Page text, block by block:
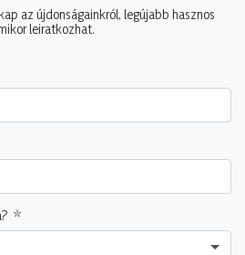
az újdonságainkról, legújabb hasznos
leiratkozhat.